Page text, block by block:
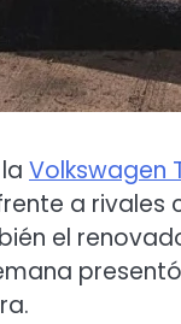
Volkswagen
a rivales
el